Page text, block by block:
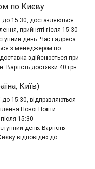
по Києву
до 15:30, доставляються
прийняті після 15:30
день. Час і адреса
з менеджером по
здійснюється при
Вартість доставки 40 грн.
Київ)
до 15:30, відправляються
Нової Пошти.
15:30
день. Вартість
відповідно до